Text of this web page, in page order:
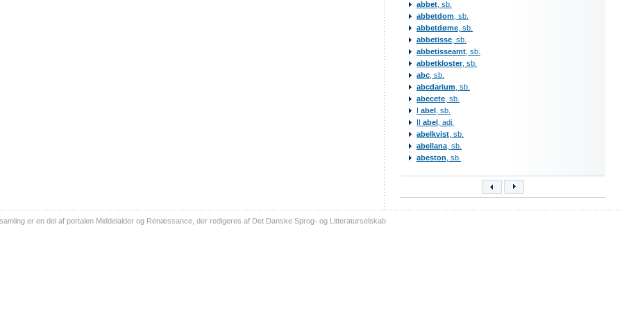
abbet , sb.
abbetdom , sb.
abbetdøme , sb.
abbetisse , sb.
abbetisseamt , sb.
abbetkloster, sb.
abc , sb.
abcdarium , sb.
abecete , sb.
I abel , sb.
II abel , adj.
abelkvist , sb.
abellana , sb.
abeston , sb.
er en del af portalen Middelalder og Renæssance, der redigeres af Det Danske Sprog- og Litteraturselskab